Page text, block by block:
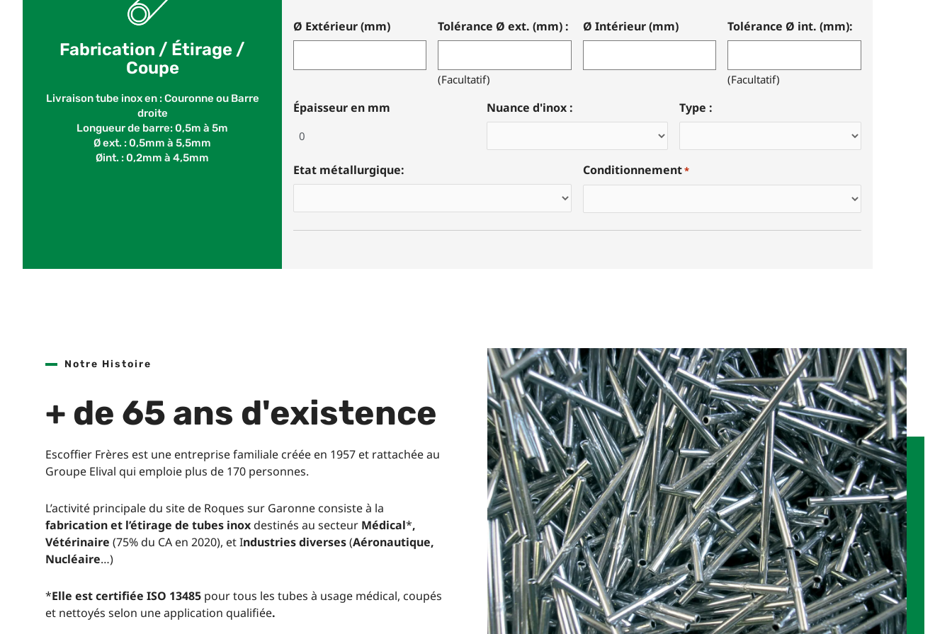
Fabrication / Étirage /
Coupe
Livraison tube inox en : Couronne ou Barre
droite
Longueur de barre: 0,5m à 5m
Ø ext. : 0,5mm à 5,5mm
Øint. : 0,2mm à 4,5mm
Ø Extérieur (mm) Tolérance Ø ext. (mm) :
(Facultatif)
Ø Intérieur (mm) Tolérance Ø int. (mm):
(Facultatif)
Épaisseur en mm Nuance d'inox : Type :
Etat métallurgique: Conditionnement*
Notre Histoire
+ de 65 ans d'existence
Escoffier Frères est une entreprise familiale créée en 1957 et rattachée au
Groupe Elival qui emploie plus de 170 personnes.
L’activité principale du site de Roques sur Garonne consiste à la
fabrication et l’étirage de tubes inoxdestinés au secteur Médical*,
Vétérinaire (75% du CA en 2020), et Industries diverses(Aéronautique,
Nucléaire…)
*Elle est certifiée ISO 13485 pour tous les tubes à usage médical, coupés
et nettoyés selon une application qualifiée.